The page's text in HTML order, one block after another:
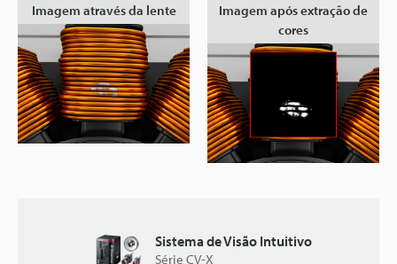
Imagem através da lente
Imagem após extração de
cores
Sistema de Visão Intuitivo
Série CV-X